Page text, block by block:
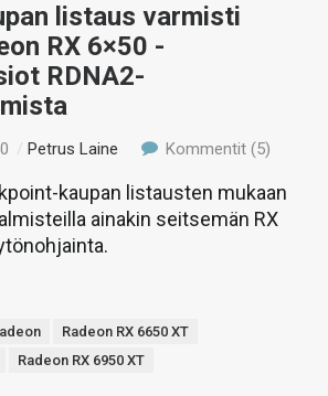
listaus varmisti
RX 6×50 -
RDNA2-
/Petrus Laine Kommentit (5)
kaupan listausten mukaan
ainakin seitsemän RX
Radeon RX 6650 XT
Radeon RX 6950 XT